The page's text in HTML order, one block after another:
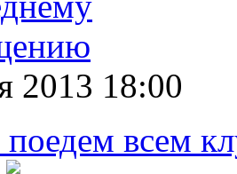
2013 18:00
поедем всем